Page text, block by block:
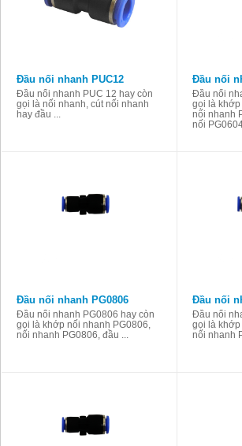
Đầu nối nhanh PUC12
Đầu nối nhanh PUC 12 hay còn
gọi là nối nhanh, cút nối nhanh
hay đầu ...
Đầu nối
Đầu nối
gọi là khớp
nối nhanh
nối
Đầu nối nhanh PG0806
Đầu nối nhanh PG0806 hay còn
gọi là khớp nối nhanh PG0806,
nối nhanh PG0806, đầu ...
Đầu nối
Đầu nối
gọi là khớp
nối nhanh